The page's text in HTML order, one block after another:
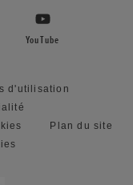
YouTube
d'utilisation
Plan du site